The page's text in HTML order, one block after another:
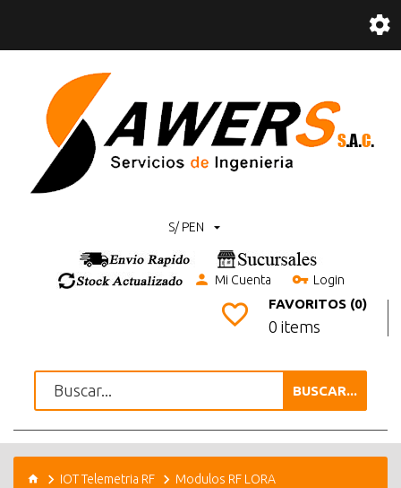
S/ PEN
Mi Cuenta Login
FAVORITOS (0)
0 items
BUSCAR...
IOT Telemetria RF
Modulos RF LORA